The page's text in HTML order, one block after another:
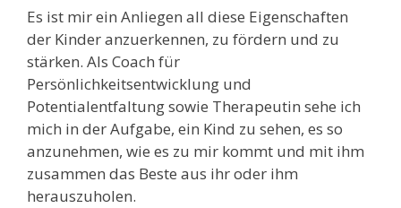
Es ist mir ein Anliegen all diese Eigenschaften
der Kinder anzuerkennen, zu fördern und zu
stärken. Als Coach für
Persönlichkeitsentwicklung und
Potentialentfaltung sowie Therapeutin sehe ich
mich in der Aufgabe, ein Kind zu sehen, es so
anzunehmen, wie es zu mir kommt und mit ihm
zusammen das Beste aus ihr oder ihm
herauszuholen.